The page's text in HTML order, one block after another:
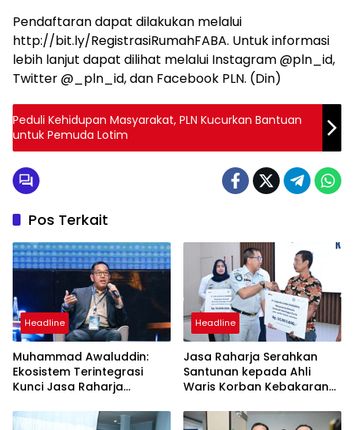
Pendaftaran dapat dilakukan melalui
http://bit.ly/RegistrasiRumahFABA. Untuk informasi
lebih lanjut dapat dilihat melalui Instagram @pln_id,
Twitter @_pln_id, dan Facebook PLN. (Din)
Peduli Kehidupan Masyarakat, PLN Kucurkan Bantuan
untuk Pemuda Lotim
Pos Terkait
Headline
Muhammad Awaluddin:
Ekosistem Terintegrasi
Kunci Jasa Raharja
Maksimal Kepada
Headline
Jasa Raharja Serahkan
Santunan kepada Ahli
Waris Korban Kebakaran